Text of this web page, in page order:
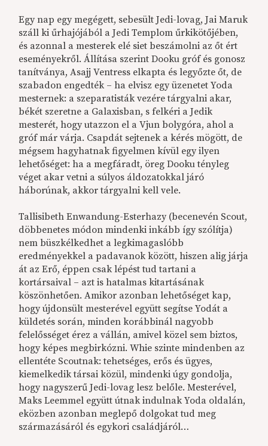
Egy nap egy megégett, sebesült Jedi-lovag, Jai Maruk
száll ki űrhajójából a Jedi Templom űrkikötőjében,
és azonnal a mesterek elé siet beszámolni az őt ért
eseményekről. Állítása szerint Dooku gróf és gonosz
tanítványa, Asajj Ventress elkapta és legyőzte őt, de
szabadon engedték – ha elvisz egy üzenetet Yoda
mesternek: a szeparatisták vezére tárgyalni akar,
békét szeretne a Galaxisban, s felkéri a Jedik
mesterét, hogy utazzon el a Vjun bolygóra, ahol a
gróf már várja. Csapdát sejtenek a kérés mögött, de
mégsem hagyhatnak figyelmen kívül egy ilyen
lehetőséget: ha a megfáradt, öreg Dooku tényleg
véget akar vetni a súlyos áldozatokkal járó
háborúnak, akkor tárgyalni kell vele.
Tallisibeth Enwandung-Esterhazy (becenevén Scout,
döbbenetes módon mindenki inkább így szólítja)
nem büszkélkedhet a legkimagaslóbb
eredményekkel a padavanok között, hiszen alig járja
át az Erő, éppen csak lépést tud tartani a
kortársaival – azt is hatalmas kitartásának
köszönhetően. Amikor azonban lehetőséget kap,
hogy újdonsült mesterével együtt segítse Yodát a
küldetés során, minden korábbinál nagyobb
felelősséget érez a vállán, amivel közel sem biztos,
hogy képes megbirkózni. Whie szinte mindenben az
ellentéte Scoutnak: tehetséges, erős és ügyes,
kiemelkedik társai közül, mindenki úgy gondolja,
hogy nagyszerű Jedi-lovag lesz belőle. Mesterével,
Maks Leemmel együtt útnak indulnak Yoda oldalán,
eközben azonban meglepő dolgokat tud meg
származásáról és egykori családjáról…